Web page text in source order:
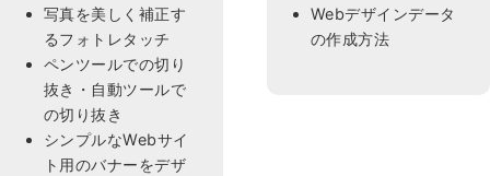
写真を美しく補正す
るフォトレタッチ
ペンツールでの切り
抜き・自動ツールで
の切り抜き
シンプルなWebサイ
ト用のバナーをデザ
Webデザインデータ
の作成方法